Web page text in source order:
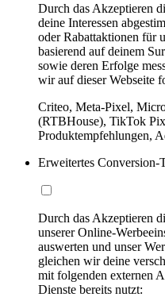
Durch das Akzeptieren
deine Interessen
oder Rabattaktionen für
basierend auf deinem
sowie deren Erfolge
wir auf dieser Webseite
Criteo, Meta-Pixel,
(RTBHouse), TikTok
Produktempfehlungen,
Erweitertes Conversion-
Durch das Akzeptieren
unserer Online-
auswerten und unser
gleichen wir deine
mit folgenden externen
Dienste bereits nutzt: